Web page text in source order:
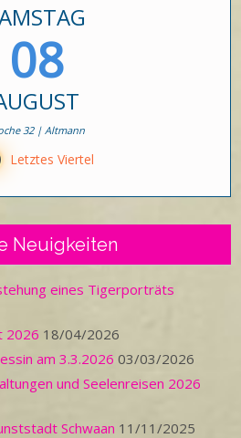
08
32 | Altmann
Letztes Viertel
Neuigkeiten
eines Tigerporträts
2026 18/04/2026
am 3.3.2026 03/03/2026
und Seelenreisen 2026
Schwaan 11/11/2025